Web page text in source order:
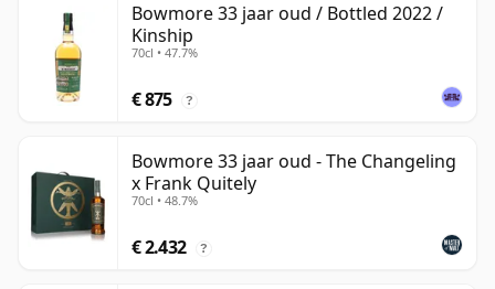
Bowmore 33 jaar oud / Bottled 2022 /
Kinship
70cl • 47.7%
€ 875 ?
Bowmore 33 jaar oud - The Changeling
x Frank Quitely
70cl • 48.7%
€ 2.432 ?